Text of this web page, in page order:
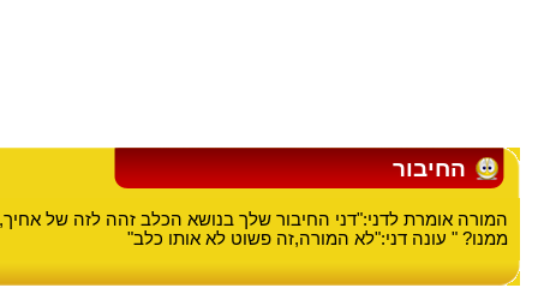
החיבור
המורה אומרת לדני:"דני החיבור שלך בנושא הכלב זהה לזה של
ממנו? " עונה דני:"לא המורה,זה פשוט לא אותו כלב"